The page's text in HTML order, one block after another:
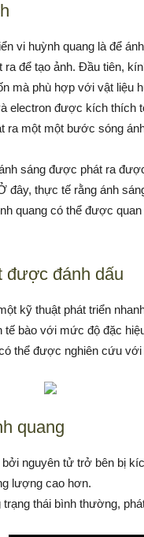
vi huỳnh quang là để
để tạo ảnh. Đầu tiên,
mà phù hợp với vật liệu
electron được kích
ra một một bước sóng
sáng được phát ra
đây, thực tế rằng ánh
quang có thể được
được đánh dấu
kỹ thuật phát triển
tế bào với mức độ đặc
thể được nghiên cứu với
quang
nguyên tử trở bên bị
lượng cao hơn.
thái bình thường,